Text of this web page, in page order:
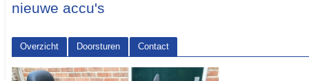
nieuwe accu's
Overzicht Doorsturen
Contact
<< Terug naar het advertentie overzicht